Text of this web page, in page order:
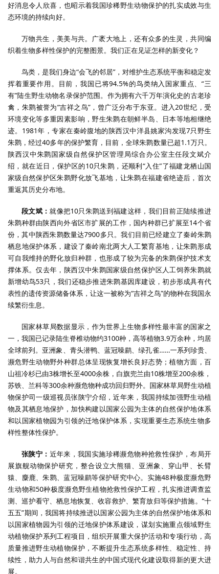
好消息令人欣喜，也昭示着我国珍稀野生动物保护的扎实成效与生
态环境的持续向好。
万物共生，美美与共。广袤大地上，还有众多的生灵，共同编
织着生物多样性保护的完整图景。我们正在见证怎样的新变化？
鸟类，是我们身边“会飞的邻居”，对维护生态系统平衡和稳定发
挥着重要作用。目前，我国已将94.5%的鸟类纳入国家重点、“三
有”陆生野生动物名录保护范围。作为拥有六千万年演化史的古老珍
禽，朱鹮被誉为“吉祥之鸟”，曾广泛分布于东亚。进入20世纪，受
环境变化等多重因素影响，野生朱鹮在朝鲜半岛、日本等地相继绝
迹。1981年，专家在秦岭腹地的陕西汉中洋县姚家沟发现7只野生
朱鹮，经过40多年的保护繁育，目前，全球朱鹮数量已超1.1万只。
陕西汉中朱鹮国家级自然保护区管理局综合办公室主任段文斌介
绍，就在近日，保护区的10只朱鹮，还顺利“入住”了福建龙栖山国
家级自然保护区朱鹮野化放飞基地，让朱鹮在福建省绝迹后，首次
重返其历史分布地。
段文斌：就像把10只朱鹮送到福建这样，我们目前正陆续推进
朱鹮种群由陕西向外省区市扩展的工作，国内种群已扩展至14个省
份，其中陕西朱鹮数量达7900多只。我们目前已经建立了秦岭朱鹮
栖息地保护体系，建设了秦岭南北两大人工繁育基地，让朱鹮形成
可自我维持的野化放归种群，也形成了较为完备的朱鹮保护技术支
撑体系。仅去年，陕西汉中朱鹮国家级自然保护区人工饲养朱鹮就
新增幼鸟53只，我们还稳步推进朱鹮基因库建设，初步形成具有代
表性的遗传资源储备体系，让这一被称为“吉祥之鸟”的物种在我国永
续繁衍生息。
国家林草局数据显示，作为世界上生物多样性最丰富的国家之
一，我国已记录陆生脊椎动物约3100种，高等植物3.9万余种，均居
全球前列。亚洲象、青头潜鸭、蓝冠噪鹛、绿孔雀……一系列珍贵、
濒危野生动物野外种群总体呈现恢复增长良好态势；植物方面，百
山祖冷杉已由3株增长至4000余株，白旗兜兰由10株增至200余株，
苏铁、兰科等300余种濒危物种成功回归野外。国家林草局野生动植
物保护司一级巡视员张陕宁介绍，近年来，我国持续加强野生动植
物及其栖息地保护，加快构建以国家公园为主体的自然保护地体系
和以国家植物园为引领的迁地保护体系，实现重要生态系统生物多
样性整体性保护。
张陕宁： 近年来，我国实施珍稀濒危物种抢救性保护，布局开
展旗舰动物保护研究，整合设立大熊猫、亚洲象、穿山甲、长臂
猿、麋鹿、朱鹮、蓝冠噪鹛等保护研究中心。实施48种极度濒危野
生动物和50种极度濒危野生植物抢救性保护工程，扎实推进调查监
测、巡护看守、栖息地恢复、收容救护、繁育放归等保护措施。“十
五五”期间，我国将持续推进以国家公园为主体的自然保护地体系和
以国家植物园为引领的迁地保护体系建设，谋划实施重点领域野生
动植物保护系列工程项目，组织开展重大保护活动和专项行动，高
质量推进野生动植物保护，不断提升生态系统多样性、稳定性、持
续性，助力人与自然和谐共生的中国式现代化建设取得新的更大进
展。